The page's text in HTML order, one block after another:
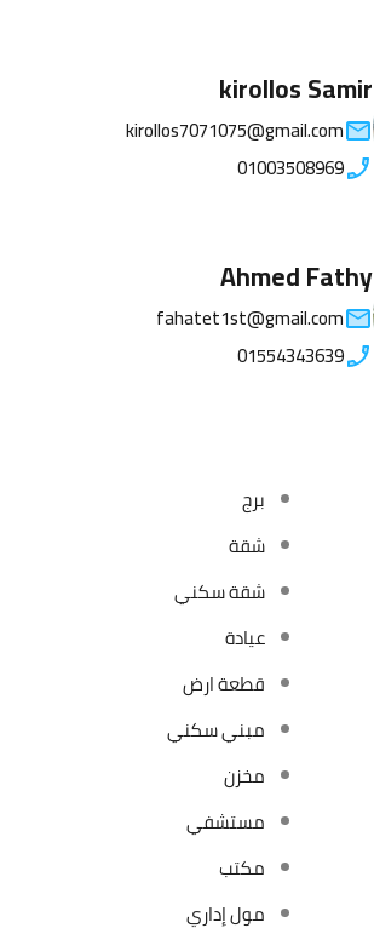
kirollos Samir
kirollos7071075@gmail.com
01003508969
Ahmed Fathy
fahatet1st@gmail.com
01554343639
برج
شقة
شقة سكني
عيادة
قطعة ارض
مبني سكني
مخزن
مستشفي
مكتب
مول إداري